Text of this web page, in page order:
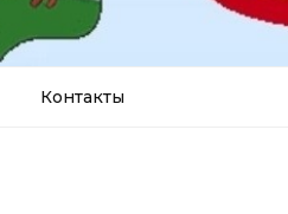
Контакты